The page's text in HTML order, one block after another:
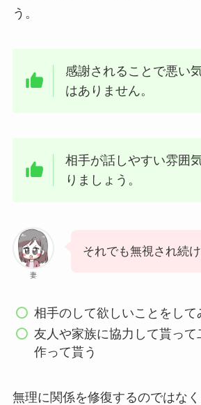
う。
感謝されることで悪い
はありません。
相手が話しやすい雰囲
りましょう。
妻
それでも無視され続
相手のして欲しいことをして
友人や家族に協力して貰って
作って貰う
無理に関係を修復するのではな